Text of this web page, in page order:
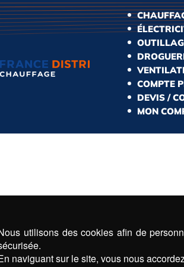
COMPTE
DEVIS /
MON
utilisons des cookies afin de
naviguant sur le site, vous nous